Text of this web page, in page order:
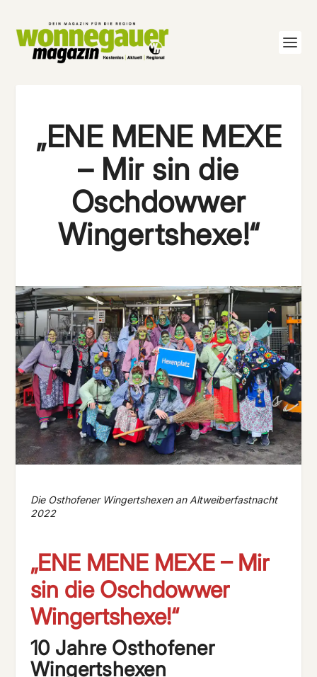
„ENE MENE MEXE
– Mir sin die
Oschdowwer
Wingertshexe!“
Die Osthofener Wingertshexen an Altweiberfastnacht
2022
„ENE MENE MEXE – Mir
sin die Oschdowwer
Wingertshexe!“
10 Jahre Osthofener
Wingertshexen